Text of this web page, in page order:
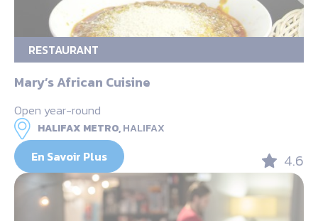
RESTAURANT
Mary’s African Cuisine
Open year-round
HALIFAX METRO,HALIFAX
En Savoir Plus 4.6